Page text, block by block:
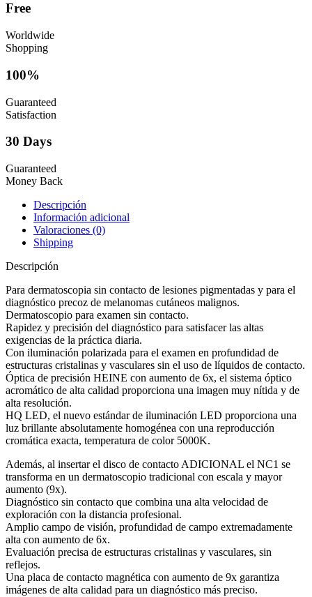
Free
Worldwide
Shopping
100%
Guaranteed
Satisfaction
30 Days
Guaranteed
Money Back
Descripción
Información adicional
Valoraciones (0)
Shipping
Descripción
Para dermatoscopia sin contacto de lesiones pigmentadas y para el
diagnóstico precoz de melanomas cutáneos malignos.
Dermatoscopio para examen sin contacto.
Rapidez y precisión del diagnóstico para satisfacer las altas
exigencias de la práctica diaria.
Con iluminación polarizada para el examen en profundidad de
estructuras cristalinas y vasculares sin el uso de líquidos de contacto.
Óptica de precisión HEINE con aumento de 6x, el sistema óptico
acromático de alta calidad proporciona una imagen muy nítida y de
alta resolución.
HQ LED, el nuevo estándar de iluminación LED proporciona una
luz brillante absolutamente homogénea con una reproducción
cromática exacta, temperatura de color 5000K.
Además, al insertar el disco de contacto ADICIONAL el NC1 se
transforma en un dermatoscopio tradicional con escala y mayor
aumento (9x).
Diagnóstico sin contacto que combina una alta velocidad de
exploración con la distancia profesional.
Amplio campo de visión, profundidad de campo extremadamente
alta con aumento de 6x.
Evaluación precisa de estructuras cristalinas y vasculares, sin
reflejos.
Una placa de contacto magnética con aumento de 9x garantiza
imágenes de alta calidad para un diagnóstico más preciso.